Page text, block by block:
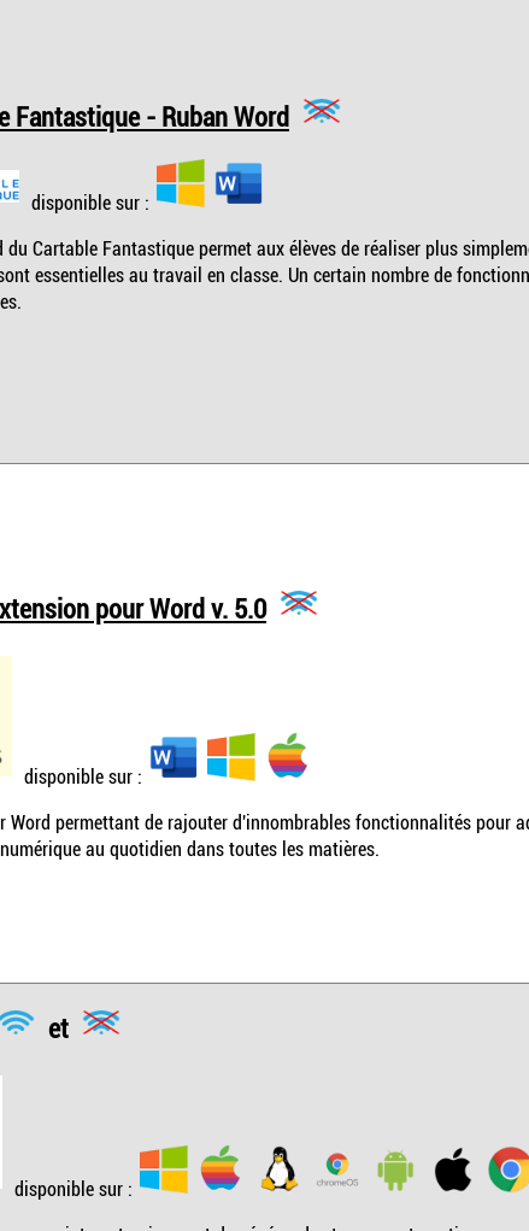
Fantastique - Ruban Word
disponible sur :
du Cartable Fantastique permet aux élèves de réaliser plus
essentielles au travail en classe. Un certain nombre de
pour Word v. 5.0
disponible sur :
Word permettant de rajouter d'innombrables fonctionnalités pour
au quotidien dans toutes les matières.
et
disponible sur :